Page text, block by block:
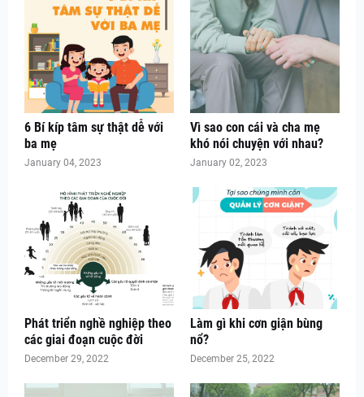
6 Bí kíp tâm sự thật dễ với
ba mẹ
January 04, 2023
Vì sao con cái và cha mẹ
khó nói chuyện với nhau?
January 02, 2023
Phát triển nghề nghiệp theo
các giai đoạn cuộc đời
December 29, 2022
Làm gì khi cơn giận bùng
nổ?
December 25, 2022